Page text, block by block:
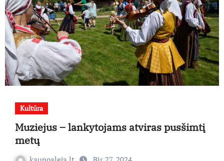
Kultūra
Muziejus – lankytojams atviras pusšimtį
metų